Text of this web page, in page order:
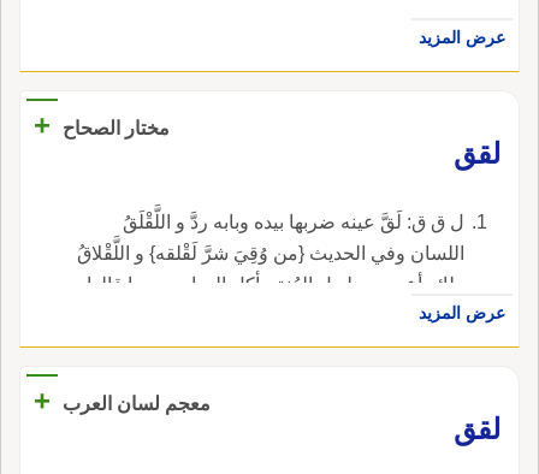
عرض المزيد
مختار الصحاح
+
لقق
ل ق ق: لَقَّ عينه ضربها بيده وبابه ردَّ و اللَّقْلَقُ
اللسان وفي الحديث {من وُقِيَ شرَّ لَقْلقه} و اللَّقْلاقُ
طائر أعجمي طويل العُنق يأكل الحيات وربما قالوا
اللَّقْلَقُ والجمع اللَّقَالِقُ وصوته اللَّقْلَقةُ وكذا كل
صوت في حركة واضطراب وفي حديث عمر رضي
عرض المزيد
معجم لسان العرب
+
لقق